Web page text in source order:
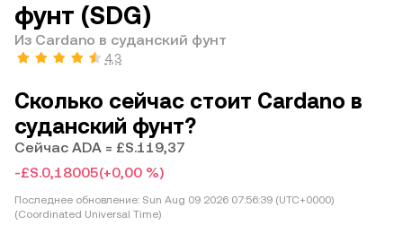
фунт (SDG)
Из Cardano в суданский фунт
4,3
Сколько сейчас стоит Cardano в
суданский фунт?
Сейчас ADA = £S.119,37
-£S.0,18005(+0,00 %)
Последнее обновление: Sun Aug 09 2026 07:56:39 (UTC+0000)
(Coordinated Universal Time)